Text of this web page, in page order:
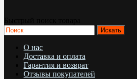
О нас
Доставка и оплата
Гарантия и возврат
Отзывы покупателей